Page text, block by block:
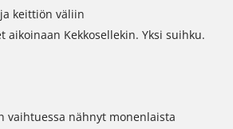
keittiön väliin
Kekkosellekin. Yksi suihku.
vaihtuessa nähnyt monenlaista